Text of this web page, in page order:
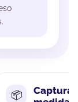
Captura